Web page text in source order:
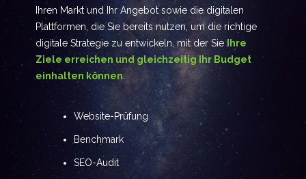
Ihren Markt und Ihr Angebot sowie die digitalen
Plattformen, die Sie bereits nutzen, um die richtige
digitale Strategie zu entwickeln, mit der Sie Ihre
Ziele erreichen und gleichzeitig Ihr Budget
einhalten können.
Website-Prüfung
Benchmark
SEO-Audit